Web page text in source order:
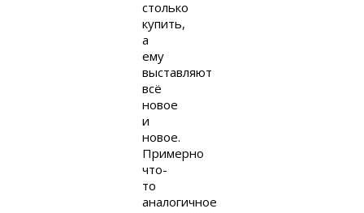
столько
купить,
а
ему
выставляют
всё
новое
и
новое.
Примерно
что-
то
аналогичное